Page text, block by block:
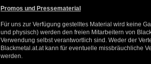
Promos und Pressematerial
Für uns zur Verfügung gestelltes Material wird keine
und physisch) werden den freien Mitarbeitern von
Verwendung selbst verantwortlich sind. Weder der
Blackmetal.at.at kann für eventuelle missbräuchliche
werden.